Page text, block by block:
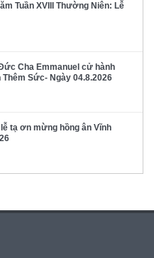
Tuần XVIII Thường Niên: Lễ
Cha Emmanuel cử hành
Sức- Ngày 04.8.2026
tạ ơn mừng hồng ân Vĩnh